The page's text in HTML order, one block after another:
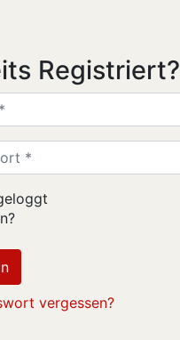
Registriert?
vergessen?